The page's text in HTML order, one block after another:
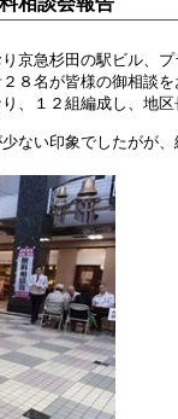
京急杉田の駅ビル、
８名が皆様の御相談を
、１２組編成し、地
ない印象でしたがが